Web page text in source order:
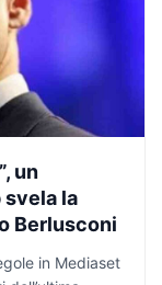
un
svela la
Berlusconi
in Mediaset